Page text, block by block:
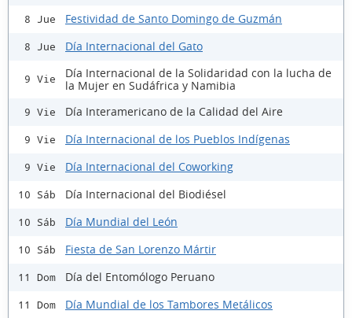
8 Jue Festividad de Santo Domingo de Guzmán
8 Jue Día Internacional del Gato
9 Vie
Día Internacional de la Solidaridad con la lucha de
la Mujer en Sudáfrica y Namibia
9 Vie Día Interamericano de la Calidad del Aire
9 Vie Día Internacional de los Pueblos Indígenas
9 Vie Día Internacional del Coworking
10 Sáb Día Internacional del Biodiésel
10 Sáb Día Mundial del León
10 Sáb Fiesta de San Lorenzo Mártir
11 Dom Día del Entomólogo Peruano
11 Dom Día Mundial de los Tambores Metálicos